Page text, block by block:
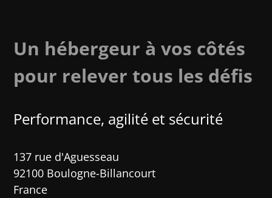
Un hébergeur à vos côtés
pour relever tous les défis
Performance, agilité et sécurité​
137 rue d'Aguesseau
92100 Boulogne-Billancourt
France